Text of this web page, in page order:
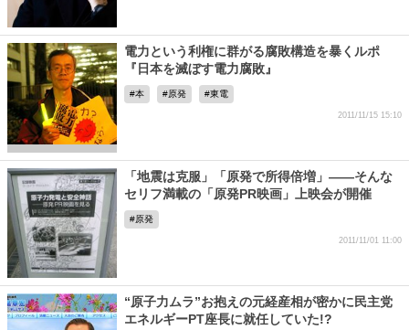
電力という利権に群がる腐敗構造を暴くルポ
『日本を滅ぼす電力腐敗』
本 原発 東電
2011/11/15 15:10
「地震は克服」「原発で所得倍増」――そんな
セリフ満載の「原発PR映画」上映会が開催
原発
2011/11/01 11:00
“原子力ムラ”お抱えの元経産相が密かに民主党
エネルギーPT座長に就任していた!?